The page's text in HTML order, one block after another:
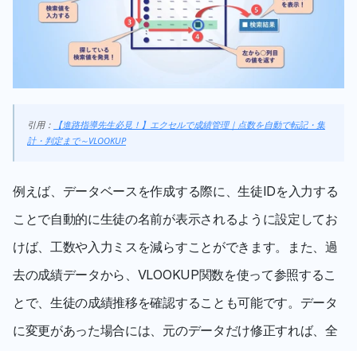
引用：
【進路指導先生必見！】エクセルで成績管理｜点数を自動で転記・集
計・判定まで～VLOOKUP
例えば、データベースを作成する際に、生徒IDを入力する
ことで自動的に生徒の名前が表示されるように設定してお
けば、工数や入力ミスを減らすことができます。また、過
去の成績データから、VLOOKUP関数を使って参照するこ
とで、生徒の成績推移を確認することも可能です。データ
に変更があった場合には、元のデータだけ修正すれば、全